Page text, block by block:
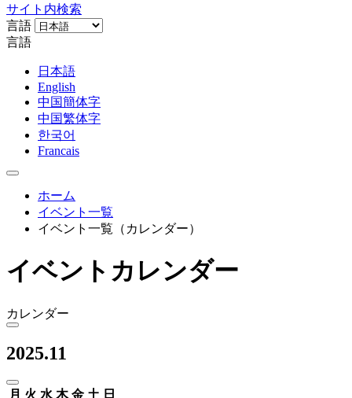
サイト内検索
言語
言語
日本語
English
中国簡体字
中国繁体字
한국어
Francais
ホーム
イベント一覧
イベント一覧（カレンダー）
イベントカレンダー
カレンダー
2025.11
月 火 水 木 金 土 日